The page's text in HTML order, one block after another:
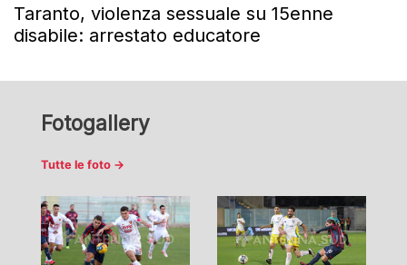
Taranto, violenza sessuale su 15enne
disabile: arrestato educatore
Fotogallery
Tutte le foto →